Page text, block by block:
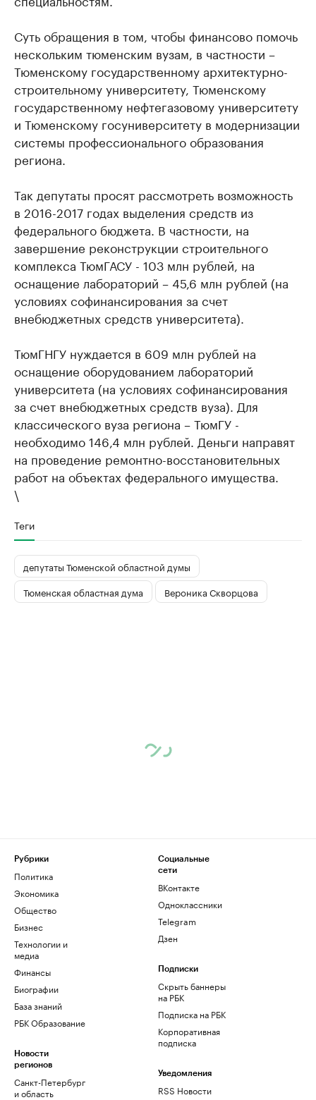
Суть обращения в том, чтобы финансово помочь
нескольким тюменским вузам, в частности –
Тюменскому государственному архитектурно-
строительному университету, Тюменскому
государственному нефтегазовому университету
и Тюменскому госуниверситету в модернизации
системы профессионального образования
региона.
Так депутаты просят рассмотреть возможность
в 2016-2017 годах выделения средств из
федерального бюджета. В частности, на
завершение реконструкции строительного
комплекса ТюмГАСУ - 103 млн рублей, на
оснащение лабораторий – 45,6 млн рублей (на
условиях софинансирования за счет
внебюджетных средств университета).
ТюмГНГУ нуждается в 609 млн рублей на
оснащение оборудованием лабораторий
университета (на условиях софинансирования
за счет внебюджетных средств вуза). Для
классического вуза региона – ТюмГУ -
необходимо 146,4 млн рублей. Деньги направят
на проведение ремонтно-восстановительных
работ на объектах федерального имущества.
\
Теги
депутаты Тюменской областной думы
Тюменская областная дума
Вероника Скворцова
Рубрики
Политика
Экономика
Общество
Бизнес
Технологии и
медиа
Финансы
Биографии
База знаний
РБК Образование
Новости
регионов
Санкт-Петербург
и область
Социальные
сети
ВКонтакте
Одноклассники
Telegram
Дзен
Подписки
Скрыть баннеры
на РБК
Подписка на РБК
Корпоративная
подписка
Уведомления
RSS Новости